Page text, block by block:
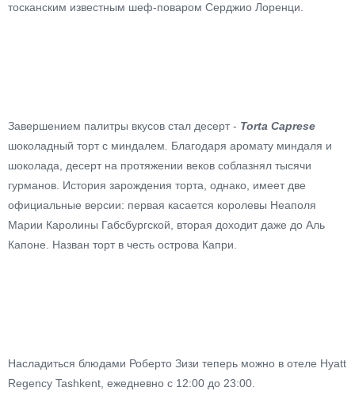
тосканским известным шеф-поваром Серджио Лоренци.
Завершением палитры вкусов стал десерт - Torta Caprese
шоколадный торт с миндалем
Благодаря аромату миндаля и
шоколада, десерт на протяжении веков соблазнял тысячи
гурманов. История зарождения торта, однако, имеет две
официальные версии: первая касается королевы Неаполя
Марии Каролины Габсбургской, вторая доходит даже до Аль
Капоне. Назван торт в честь острова Капри.
Насладиться блюдами Роберто Зизи теперь можно в отеле Hyatt
Regency Tashkent, ежедневно c 12:00 до 23:00.